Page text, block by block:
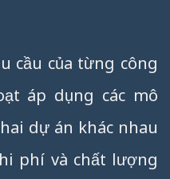
cầu của từng công
áp dụng các mô
dự án khác nhau
phí và chất lượng